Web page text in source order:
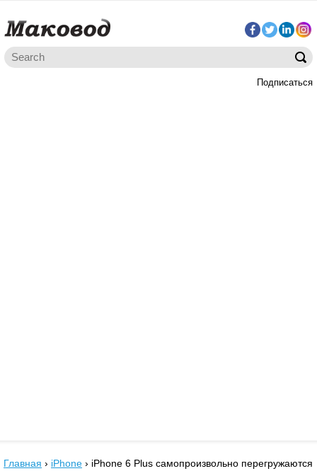
Подписаться
Главная › iPhone › iPhone 6 Plus самопроизвольно перегружаются